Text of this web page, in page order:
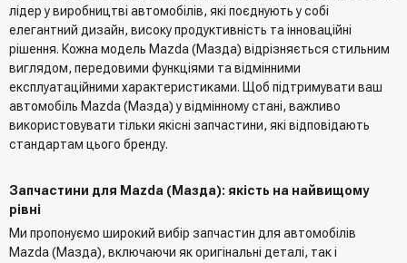
лідер у виробництві автомобілів, які поєднують у собі
елегантний дизайн, високу продуктивність та інноваційні
рішення. Кожна модель Mazda (Мазда) відрізняється стильним
виглядом, передовими функціями та відмінними
експлуатаційними характеристиками. Щоб підтримувати ваш
автомобіль Mazda (Мазда) у відмінному стані, важливо
використовувати тільки якісні запчастини, які відповідають
стандартам цього бренду.
Запчастини для Mazda (Мазда): якість на найвищому
рівні
Ми пропонуємо широкий вибір запчастин для автомобілів
Mazda (Мазда), включаючи як оригінальні деталі, так і